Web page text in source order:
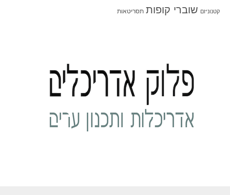
קטנוניזם שוברי קופות תסריטאות